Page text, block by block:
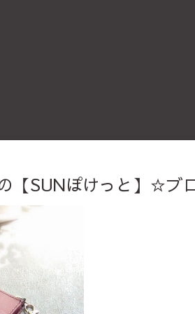
【SUNぽけっと】☆ブ